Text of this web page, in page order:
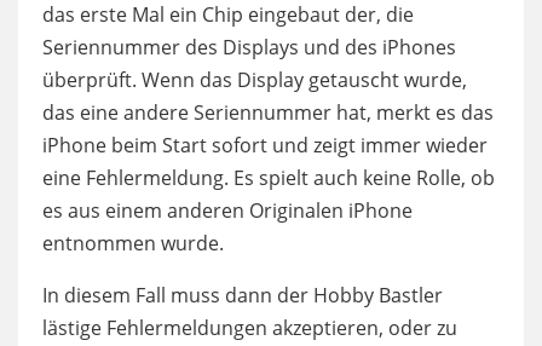
das erste Mal ein Chip eingebaut der, die
Seriennummer des Displays und des iPhones
überprüft. Wenn das Display getauscht wurde,
das eine andere Seriennummer hat, merkt es das
iPhone beim Start sofort und zeigt immer wieder
eine Fehlermeldung. Es spielt auch keine Rolle, ob
es aus einem anderen Originalen iPhone
entnommen wurde.
In diesem Fall muss dann der Hobby Bastler
lästige Fehlermeldungen akzeptieren, oder zu